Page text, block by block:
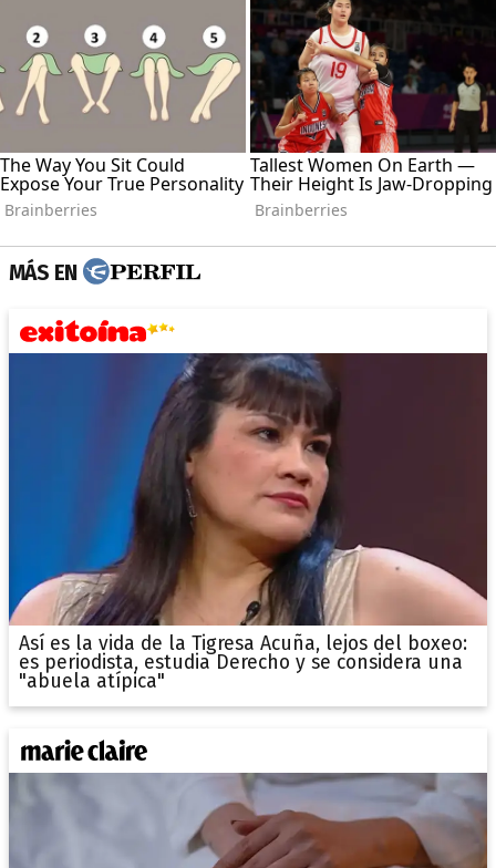
MÁS EN
Así es la vida de la Tigresa Acuña, lejos del boxeo:
es periodista, estudia Derecho y se considera una
"abuela atípica"